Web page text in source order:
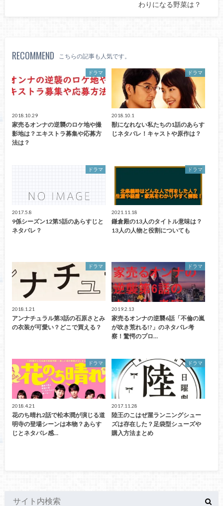
わりになる野菜は？
RECOMMEND こちらの記事も人気です。
ドラマ
2018.10.29
家売るオンナの逆襲のロケ地や撮
影地は？エキストラ募集や応募方
法は？
ドラマ
2018.10.1
獣になれない私たちの1話のあらす
じネタバレ！キャストや原作は？
ドラマ
2017.5.8
9係シーズン12第5話のあらすじと
ネタバレ？
ドラマ
2021.11.18
鎌倉殿の13人のタイトル意味は？
13人の人物と役割についても
ドラマ
2018.1.21
アンナチュラル第3話の石原さとみ
の衣装が可愛い？どこで買える？
ドラマ
2019.2.13
家売るオンナの逆襲6話「不倫の嵐
が吹き荒れる!?」のネタバレ考
察！驚愕のプロ…
ドラマ
2018.4.21
花のち晴れ2話で松本潤が演じる道
明寺の登場シーンは本物？あらす
じとネタバレ感…
ドラマ
2017.11.28
陸王のこはぜ屋ランニングシュー
ズは存在した？足袋型シューズや
購入方法まとめ